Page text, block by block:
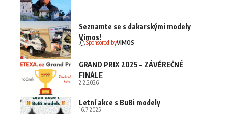
Seznamte se s dakarskými modely
Vimos!
Sponsored byVIMOS
GRAND PRIX 2025 – ZÁVĚREČNÉ
FINÁLE
2.2.2026
Letní akce s BuBi modely
16.7.2025